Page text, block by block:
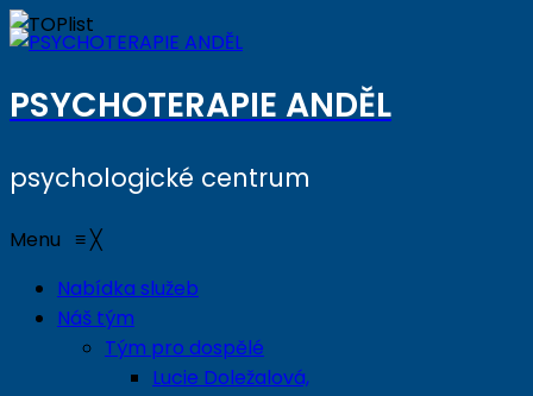
PSYCHOTERAPIE ANDĚL
psychologické centrum
Menu ≡╳
Nabídka služeb
Náš tým
Tým pro dospělé
Lucie Doležalová,